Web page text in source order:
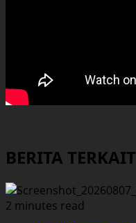
BERITA TERKAIT
2 minutes read